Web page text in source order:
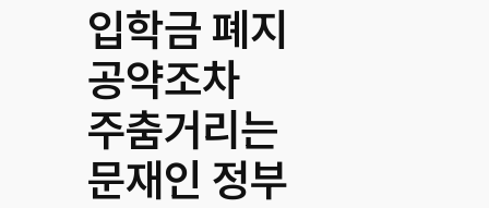
입학금 폐지
공약조차
주춤거리는
문재인 정부